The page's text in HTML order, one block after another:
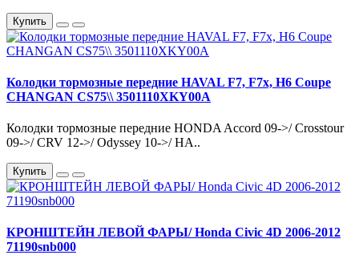
Купить
Колодки тормозные передние HAVAL F7, F7x, H6 Coupe
CHANGAN CS75\\ 3501110XKY00A
Колодки тормозные передние HONDA Accord 09->/ Crosstour
09->/ CRV 12->/ Odyssey 10->/ HA..
Купить
КРОНШТЕЙН ЛЕВОЙ ФАРЫ/ Honda Civic 4D 2006-2012
71190snb000